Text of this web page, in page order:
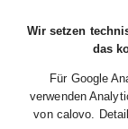
Wir setzen
das
Für Google
verwenden
von calovo.